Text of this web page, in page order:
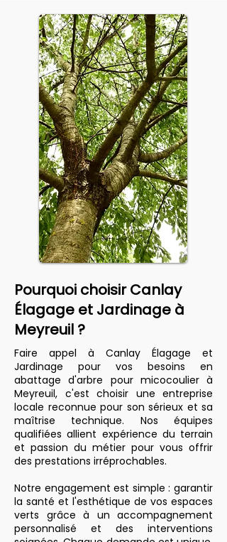
Pourquoi choisir Canlay
Élagage et Jardinage à
Meyreuil ?
Faire appel à Canlay Élagage et
Jardinage pour vos besoins en
abattage d'arbre pour micocoulier à
Meyreuil, c'est choisir une entreprise
locale reconnue pour son sérieux et sa
maîtrise technique. Nos équipes
qualifiées allient expérience du terrain
et passion du métier pour vous offrir
des prestations irréprochables.
Notre engagement est simple : garantir
la santé et l'esthétique de vos espaces
verts grâce à un accompagnement
personnalisé et des interventions